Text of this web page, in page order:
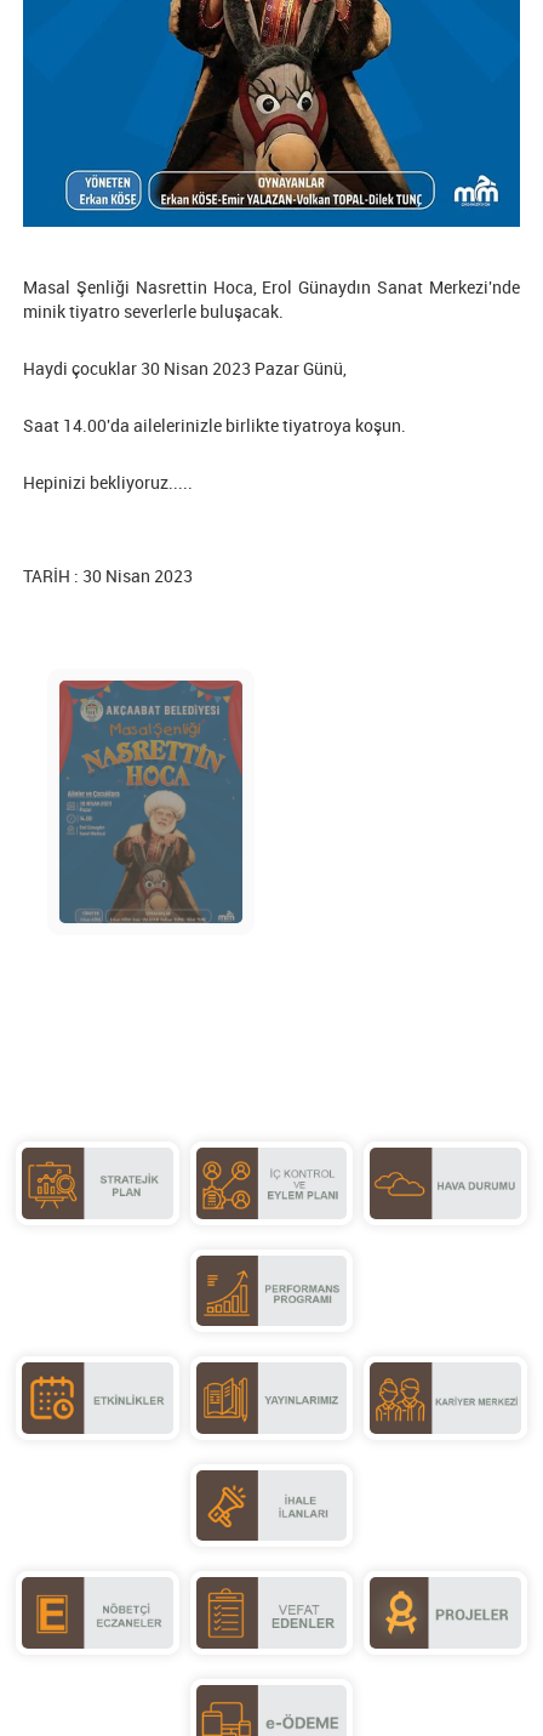
Masal Şenliği Nasrettin Hoca, Erol Günaydın Sanat Merkezi'nde
minik tiyatro severlerle buluşacak.
Haydi çocuklar 30 Nisan 2023 Pazar Günü,
Saat 14.00'da ailelerinizle birlikte tiyatroya koşun.
Hepinizi bekliyoruz.....
TARİH : 30 Nisan 2023